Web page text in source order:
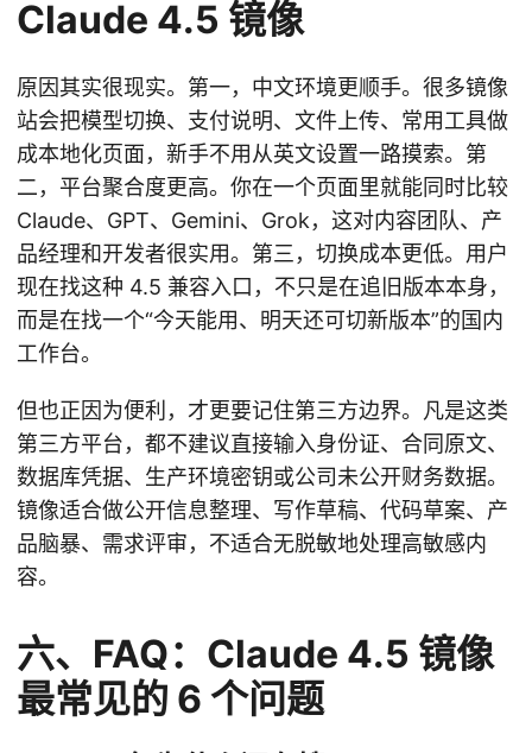
Claude 4.5 镜像
原因其实很现实。第一，中文环境更顺手。很多镜像
站会把模型切换、支付说明、文件上传、常用工具做
成本地化页面，新手不用从英文设置一路摸索。第
二，平台聚合度更高。你在一个页面里就能同时比较
Claude、GPT、Gemini、Grok，这对内容团队、产
品经理和开发者很实用。第三，切换成本更低。用户
现在找这种 4.5 兼容入口，不只是在追旧版本本身，
而是在找一个“今天能用、明天还可切新版本”的国内
工作台。
但也正因为便利，才更要记住第三方边界。凡是这类
第三方平台，都不建议直接输入身份证、合同原文、
数据库凭据、生产环境密钥或公司未公开财务数据。
镜像适合做公开信息整理、写作草稿、代码草案、产
品脑暴、需求评审，不适合无脱敏地处理高敏感内
容。
六、FAQ：Claude 4.5 镜像
最常见的 6 个问题